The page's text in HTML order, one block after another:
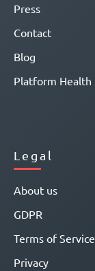
Press
Contact
Blog
Platform Health
Legal
About us
GDPR
Terms of Service
Privacy